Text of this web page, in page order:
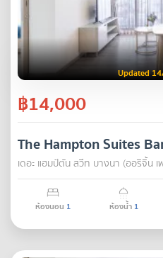
Updated
฿14,000
The Hampton Suites
เดอะ แฮมป์ตัน สวีท บางนา (ออริจิ้น
ห้องนอน 1 ห้องน้ำ 1